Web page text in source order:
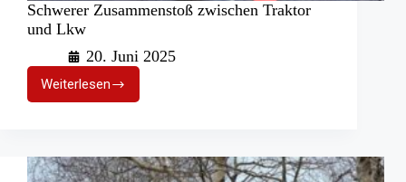
Schwerer Zusammenstoß zwischen Traktor
und Lkw
20. Juni 2025
Weiterlesen
Schwerer
Zusammenstoß
und
Lkw